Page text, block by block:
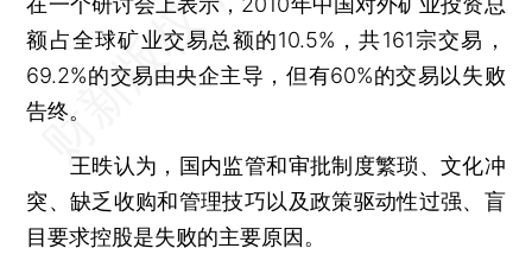
额占全球矿业交易总额的10.5%，共161宗交易，
69.2%的交易由央企主导，但有60%的交易以失败
告终。
王昳认为，国内监管和审批制度繁琐、文化冲
突、缺乏收购和管理技巧以及政策驱动性过强、盲
目要求控股是失败的主要原因。